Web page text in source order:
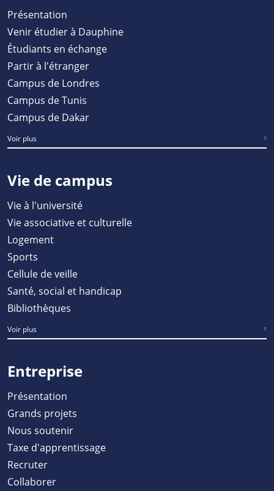
Présentation
Venir étudier à Dauphine
Étudiants en échange
Partir à l'étranger
Campus de Londres
Campus de Tunis
Campus de Dakar
Voir plus
Vie de campus
Vie à l'université
Vie associative et culturelle
Logement
Sports
Cellule de veille
Santé, social et handicap
Bibliothèques
Voir plus
Entreprise
Présentation
Grands projets
Nous soutenir
Taxe d'apprentissage
Recruter
Collaborer